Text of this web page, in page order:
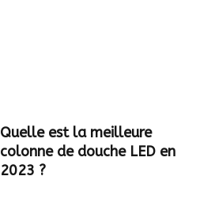
Quelle est la meilleure
colonne de douche LED en
2023 ?